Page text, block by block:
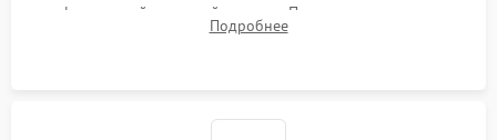
инфракрасной паяльной станции. Прошивка микросхемы
BIOS или замена поврежденных портов USB
Подробнее